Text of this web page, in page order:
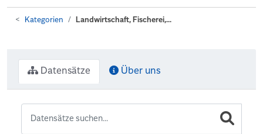
Kategorien Landwirtschaft, Fischerei,...
Datensätze Über uns